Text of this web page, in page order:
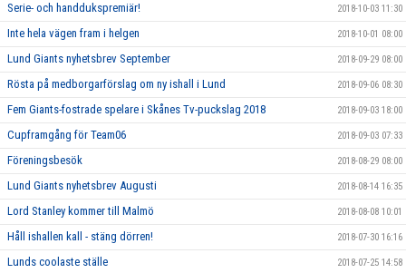
Serie- och handdukspremiär! 2018-10-03 11:30
Inte hela vägen fram i helgen 2018-10-01 08:00
Lund Giants nyhetsbrev September 2018-09-29 08:00
Rösta på medborgarförslag om ny ishall i Lund 2018-09-06 08:30
Fem Giants-fostrade spelare i Skånes Tv-puckslag 2018 2018-09-03 18:00
Cupframgång för Team06 2018-09-03 07:33
Föreningsbesök 2018-08-29 08:00
Lund Giants nyhetsbrev Augusti 2018-08-14 16:35
Lord Stanley kommer till Malmö 2018-08-08 10:01
Håll ishallen kall - stäng dörren! 2018-07-30 16:16
Lunds coolaste ställe 2018-07-25 14:58